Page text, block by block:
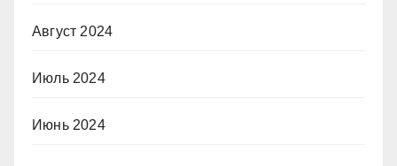
Август 2024
Июль 2024
Июнь 2024